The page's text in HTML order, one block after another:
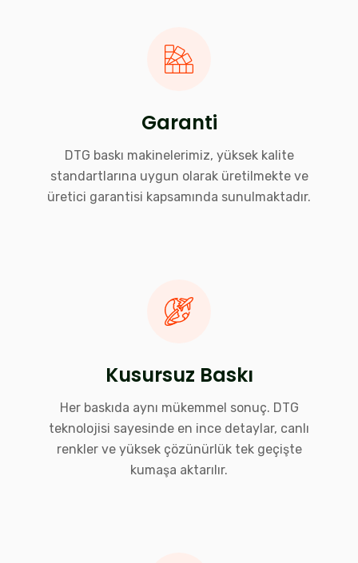
Garanti
DTG baskı makinelerimiz, yüksek kalite
standartlarına uygun olarak üretilmekte ve
üretici garantisi kapsamında sunulmaktadır.
Kusursuz Baskı
Her baskıda aynı mükemmel sonuç. DTG
teknolojisi sayesinde en ince detaylar, canlı
renkler ve yüksek çözünürlük tek geçişte
kumaşa aktarılır.